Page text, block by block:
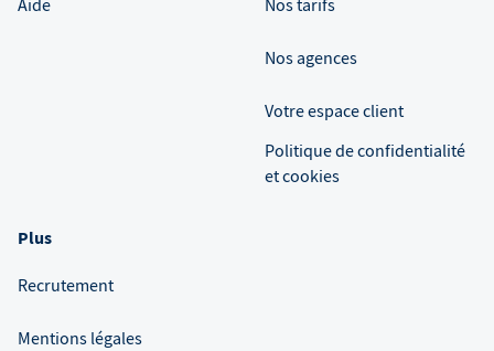
Aide Nos tarifs
Nos agences
Votre espace client
Politique de confidentialité
et cookies
Plus
Recrutement
Mentions légales